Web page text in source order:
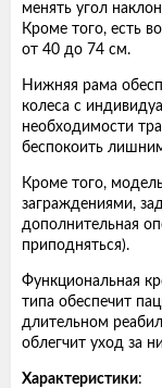
менять угол
Кроме того, есть
от 40 до 74 см.
Нижняя рама
колеса с
необходимости
беспокоить
Кроме того,
заграждениями,
дополнительная
приподняться).
Функциональная
типа обеспечит
длительном
облегчит уход за
Характеристики: